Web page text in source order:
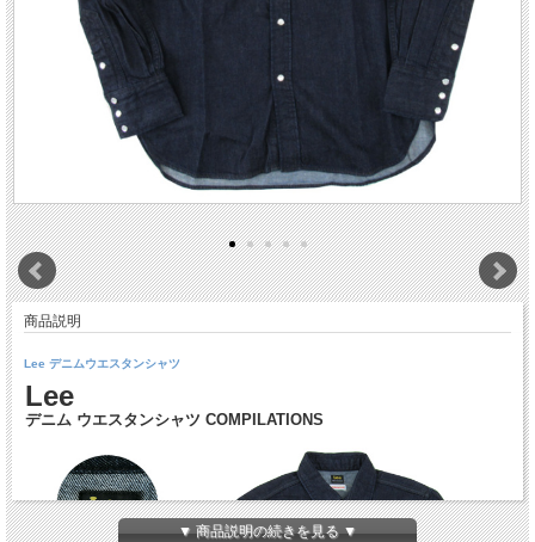
商品説明
Lee デニムウエスタンシャツ
Lee
デニム ウエスタンシャツ COMPILATIONS
▼ 商品説明の続きを見る ▼